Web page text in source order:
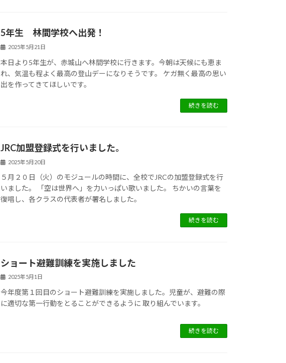
5年生 林間学校へ出発！
2025年5月21日
本日より5年生が、赤城山へ林間学校に行きます。今朝は天候にも恵ま
れ、気温も程よく最高の登山デーになりそうです。 ケガ無く最高の思い
出を作ってきてほしいです。
続きを読む
JRC加盟登録式を行いました。
2025年5月20日
５月２０日（火）のモジュールの時間に、全校でJRCの加盟登録式を行
いました。 「空は世界へ」を力いっぱい歌いました。 ちかいの言葉を
復唱し、各クラスの代表者が署名しました。
続きを読む
ショート避難訓練を実施しました
2025年5月1日
今年度第１回目のショート避難訓練を実施しました。児童が、避難の際
に適切な第一行動をとることができるように 取り組んでいます。
続きを読む